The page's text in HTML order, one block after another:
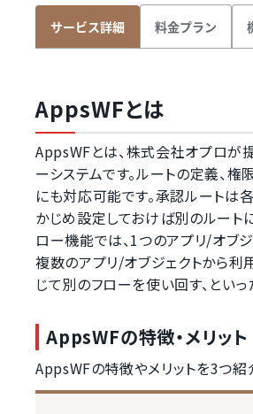
サービス詳細 料金プラン
AppsWFとは
AppsWFとは、株式会社オプロが
ーシステムです。ルートの定義、
にも対応可能です。承認ルートは
かじめ設定しておけば別のルート
ロー機能では、1つのアプリ/オブ
複数のアプリ/オブジェクトから利
じて別のフローを使い回す、とい
AppsWFの特徴・メリット
AppsWFの特徴やメリットを3つ紹